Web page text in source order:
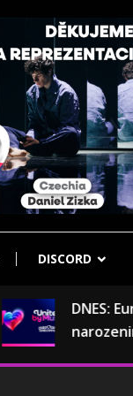
DISCORD
DNES:
narozeniny